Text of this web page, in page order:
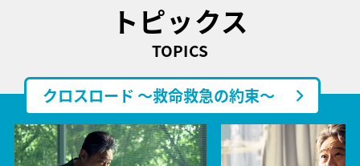
トピックス
TOPICS
クロスロード ～救命救急の約束～